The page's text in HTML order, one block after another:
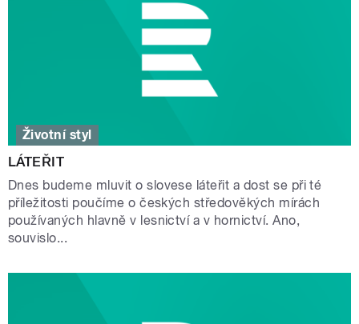
Životní styl
LÁTEŘIT
Dnes budeme mluvit o slovese láteřit a dost se při té
příležitosti poučíme o českých středověkých mírách
používaných hlavně v lesnictví a v hornictví. Ano,
souvislo...